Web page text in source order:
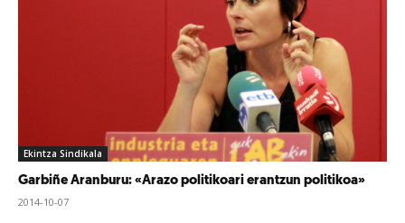
Ekintza Sindikala
Garbiñe Aranburu: «Arazo politikoari erantzun politikoa»
2014-10-07